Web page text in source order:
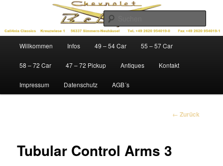
Cali4nia Classics
Ersatzteile für Chevys der Baujahre 1949 – 1972
Willkommen Infos 49 – 54 Car 55 – 57 Car
58 – 72 Car 47 – 72 Pickup Antiques Kontakt
Impressum Datenschutz AGB´s
Bilder-
← Zurück
Tubular Control Arms 3